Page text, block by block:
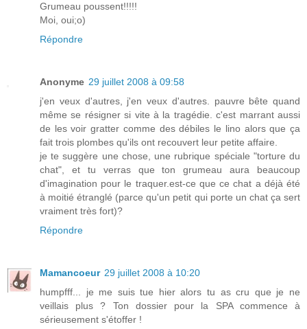
Grumeau poussent!!!!!
Moi, oui;o)
Répondre
Anonyme 29 juillet 2008 à 09:58
j'en veux d'autres, j'en veux d'autres. pauvre bête quand
même se résigner si vite à la tragédie. c'est marrant aussi
de les voir gratter comme des débiles le lino alors que ça
fait trois plombes qu'ils ont recouvert leur petite affaire.
je te suggère une chose, une rubrique spéciale "torture du
chat", et tu verras que ton grumeau aura beaucoup
d'imagination pour le traquer.est-ce que ce chat a déjà été
à moitié étranglé (parce qu'un petit qui porte un chat ça sert
vraiment très fort)?
Répondre
Mamancoeur 29 juillet 2008 à 10:20
humpfff... je me suis tue hier alors tu as cru que je ne
veillais plus ? Ton dossier pour la SPA commence à
sérieusement s'étoffer !